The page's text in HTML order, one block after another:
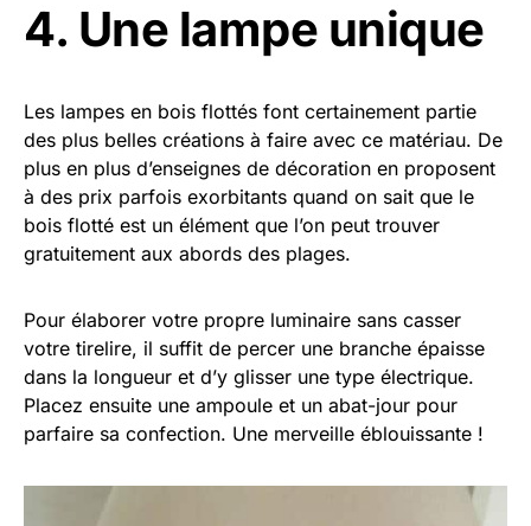
4. Une lampe unique
Les lampes en bois flottés font certainement partie
des plus belles créations à faire avec ce matériau. De
plus en plus d’enseignes de décoration en proposent
à des prix parfois exorbitants quand on sait que le
bois flotté est un élément que l’on peut trouver
gratuitement aux abords des plages.
Pour élaborer votre propre luminaire sans casser
votre tirelire, il suffit de percer une branche épaisse
dans la longueur et d’y glisser une type électrique.
Placez ensuite une ampoule et un abat-jour pour
parfaire sa confection. Une merveille éblouissante !